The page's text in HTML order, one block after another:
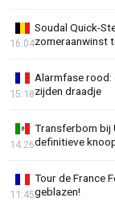
Soudal Quick-
zomeraanwinst
16:04
Alarmfase rood:
zijden draadje
15:18
Transferbom bij
definitieve
14:26
Tour de France
geblazen!
11:45